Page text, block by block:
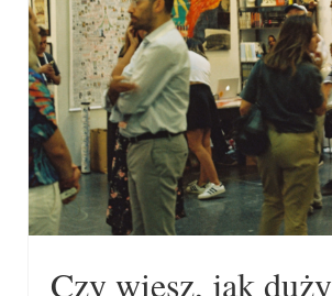
Czy wiesz, jak duży